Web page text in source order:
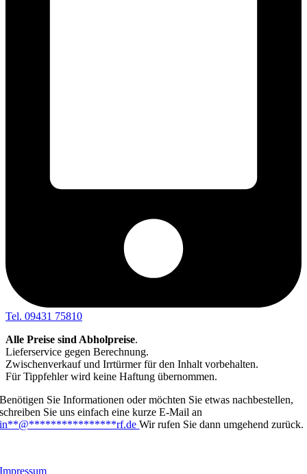
Tel. 09431 75810
Alle Preise sind Abholpreise.
Lieferservice gegen Berechnung.
Zwischenverkauf und Irrtürmer für den Inhalt vorbehalten.
Für Tippfehler wird keine Haftung übernommen.
Benötigen Sie Informationen oder möchten Sie etwas nachbestellen,
schreiben Sie uns einfach eine kurze E-Mail an
in**@****************rf.de Wir rufen Sie dann umgehend zurück.
Impressum